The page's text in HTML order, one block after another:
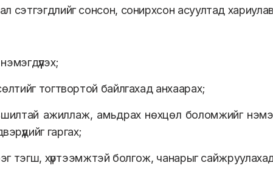
сэтгэгдлийг сонсон, сонирхсон асуултад
тогтвортой байлгахад анхаарах;
ажиллаж, амьдрах нөхцөл боломжийг
гаргах;
тэгш, хүртээмжтэй болгож, чанарыг